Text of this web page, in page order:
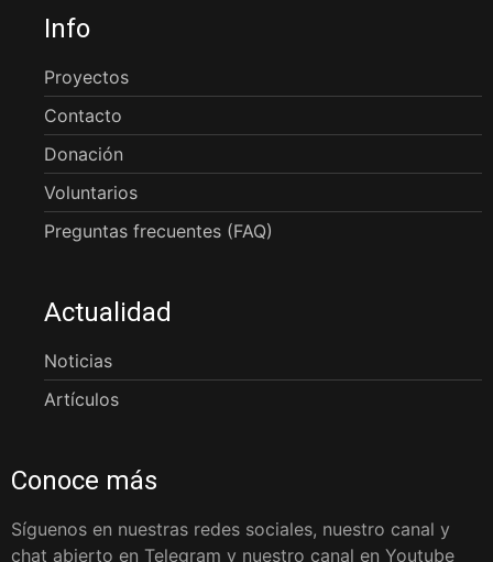
Info
Proyectos
Contacto
Donación
Voluntarios
Preguntas frecuentes (FAQ)
Actualidad
Noticias
Artículos
Conoce más
Síguenos en nuestras redes sociales, nuestro canal y
chat abierto en Telegram y nuestro canal en Youtube